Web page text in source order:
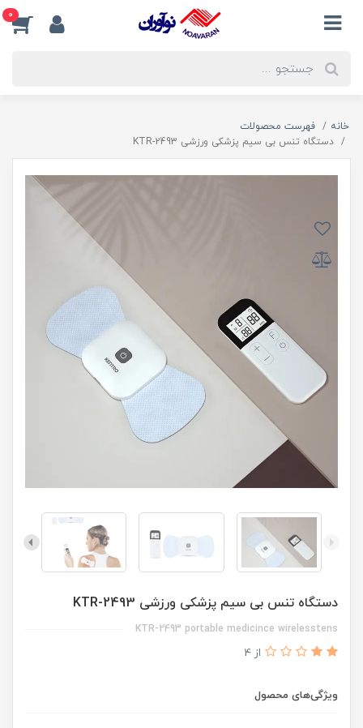
0
خانه
فهرست محصولات
دستگاه تنس بی سیم پزشکی ورزشی KTR-2493
دستگاه تنس بی سیم پزشکی ورزشی KTR-2493
KTR-2493 portable medicince wirelesstens
از 4
ویژگی‌های محصول